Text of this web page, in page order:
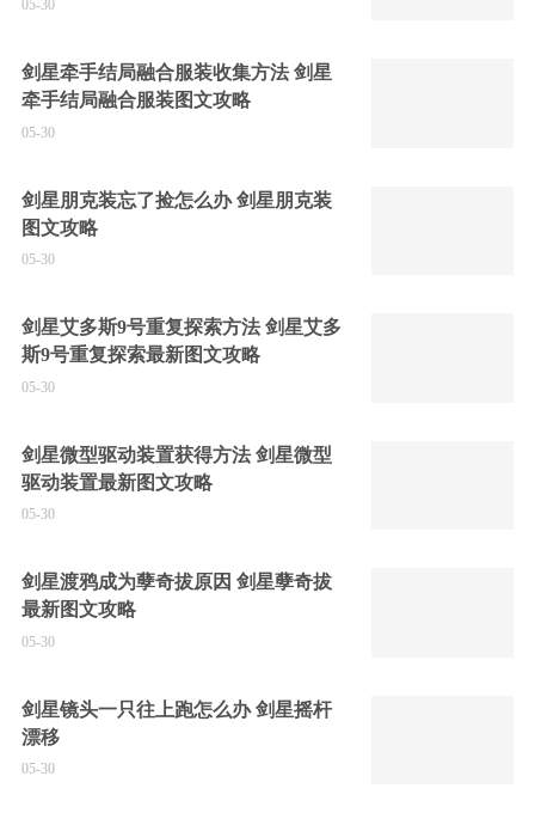
05-30
剑星牵手结局融合服装收集方法 剑星
牵手结局融合服装图文攻略
05-30
剑星朋克装忘了捡怎么办 剑星朋克装
图文攻略
05-30
剑星艾多斯9号重复探索方法 剑星艾多
斯9号重复探索最新图文攻略
05-30
剑星微型驱动装置获得方法 剑星微型
驱动装置最新图文攻略
05-30
剑星渡鸦成为孽奇拔原因 剑星孽奇拔
最新图文攻略
05-30
剑星镜头一只往上跑怎么办 剑星摇杆
漂移
05-30